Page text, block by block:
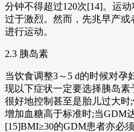
分钟不得超过120次[14]。运
过于激烈。然而，先兆早产
进行运动。
2.3 胰岛素
当饮食调整3～5 d的时候对孕
现以下症状一定要选择胰岛素
很好地控制甚至是胎儿过大
增加血糖高于标准时;当GDM
[15]BMI≥30的GDM患者亦必